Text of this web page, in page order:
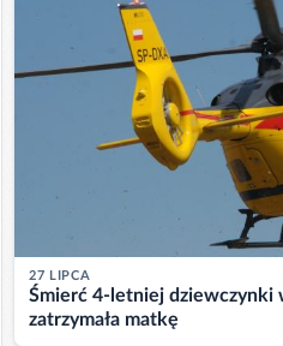
27 LIPCA
Śmierć 4-letniej dziewczynki
zatrzymała matkę